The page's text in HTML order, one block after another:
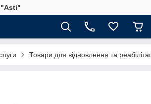
"Asti"
Товари для відновлення та